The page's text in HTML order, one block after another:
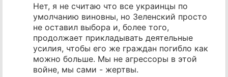
Нет, я не считаю что все украинцы по
умолчанию виновны, но Зеленский просто
не оставил выбора и, более того,
продолжает прикладывать деятельные
усилия, чтобы его же граждан погибло как
можно больше. Мы не агрессоры в этой
войне, мы сами - жертвы.